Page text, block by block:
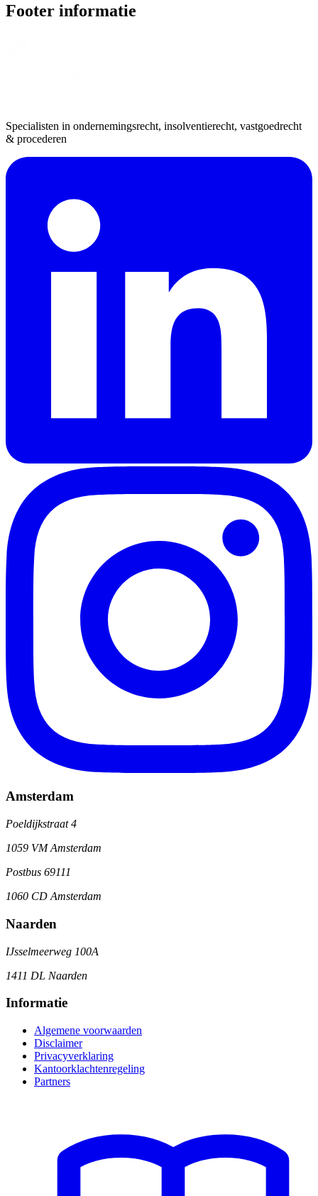
Footer informatie
Specialisten in ondernemingsrecht, insolventierecht, vastgoedrecht
& procederen
Amsterdam
Poeldijkstraat 4
1059 VM Amsterdam
Postbus 69111
1060 CD Amsterdam
Naarden
IJsselmeerweg 100A
1411 DL Naarden
Informatie
Algemene voorwaarden
Disclaimer
Privacyverklaring
Kantoorklachtenregeling
Partners